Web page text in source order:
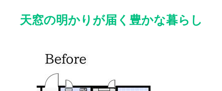
天窓の明かりが届く豊かな暮らし